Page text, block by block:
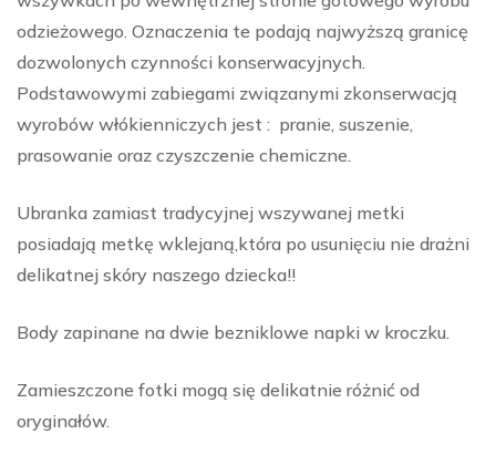
odzieżowego. Oznaczenia te podają najwyższą granicę
dozwolonych czynności konserwacyjnych.
Podstawowymi zabiegami związanymi zkonserwacją
wyrobów włókienniczych jest : pranie, suszenie,
prasowanie oraz czyszczenie chemiczne.
Ubranka zamiast tradycyjnej wszywanej metki
posiadają metkę wklejaną,która po usunięciu nie drażni
delikatnej skóry naszego dziecka!!
Body zapinane na dwie bezniklowe napki w kroczku.
Zamieszczone fotki mogą się delikatnie różnić od
oryginałów.